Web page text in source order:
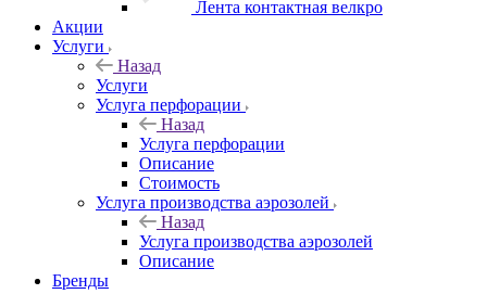
Лента контактная велкро
Акции
Услуги
Назад
Услуги
Услуга перфорации
Назад
Услуга перфорации
Описание
Стоимость
Услуга производства аэрозолей
Назад
Услуга производства аэрозолей
Описание
Бренды